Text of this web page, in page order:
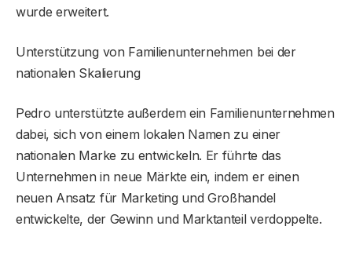
wurde erweitert.
Unterstützung von Familienunternehmen bei der
nationalen Skalierung
Pedro unterstützte außerdem ein Familienunternehmen
dabei, sich von einem lokalen Namen zu einer
nationalen Marke zu entwickeln. Er führte das
Unternehmen in neue Märkte ein, indem er einen
neuen Ansatz für Marketing und Großhandel
entwickelte, der Gewinn und Marktanteil verdoppelte.